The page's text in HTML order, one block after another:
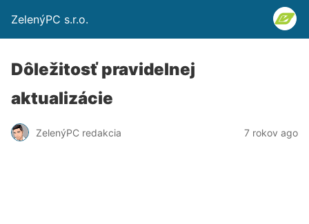
ZelenýPC s.r.o.
Dôležitosť pravidelnej
aktualizácie
ZelenýPC redakcia 7 rokov ago